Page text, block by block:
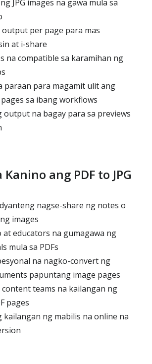
JPG images na gawa mula sa
output per page para mas
at i-share
na compatible sa karamihan ng
paraan para magamit ulit ang
sa ibang workflows
output na bagay para sa previews
Kanino ang PDF to JPG
nagse-share ng notes o
images
at educators na gumagawa ng
mula sa PDFs
na nagko-convert ng
papuntang image pages
content teams na kailangan ng
pages
kailangan ng mabilis na online na